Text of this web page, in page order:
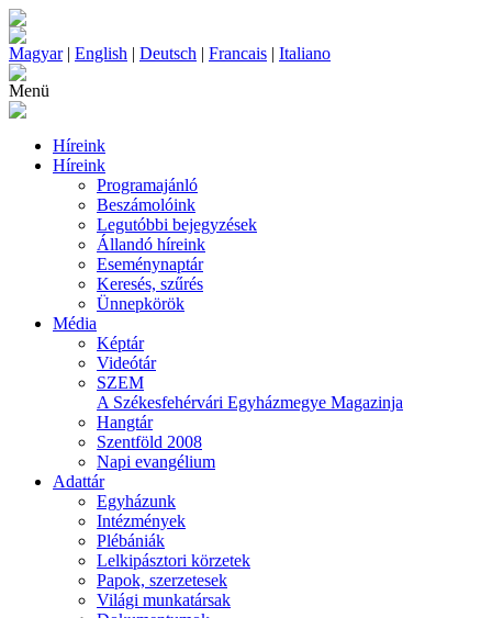
Magyar| English | Deutsch | Francais | Italiano
Menü
Híreink
Híreink
Programajánló
Beszámolóink
Legutóbbi bejegyzések
Állandó híreink
Eseménynaptár
Keresés, szűrés
Ünnepkörök
Média
Képtár
Videótár
SZEM
A Székesfehérvári Egyházmegye Magazinja
Hangtár
Szentföld 2008
Napi evangélium
Adattár
Egyházunk
Intézmények
Plébániák
Lelkipásztori körzetek
Papok, szerzetesek
Világi munkatársak